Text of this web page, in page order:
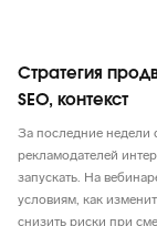
Стратегия
SEO, контекст
За последние недели
рекламодателей
запускать. На
условиям, как
снизить риски при